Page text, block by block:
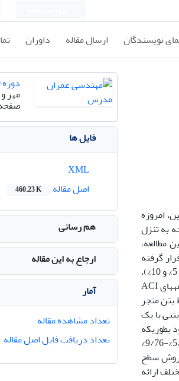
نویسندگان ارسال مقاله داوران
امروزه
به تنزل
مطالعه،
گرفته
است. در مجموع 9 طرح اختلاط در طول آزمایش ساخته شد و متغیرهای آزمایش شامل درصد حجمی لاستیک تایر بازیافتی جایگزین ماسه طبیعی (0، 5% و 10%)،
ACI
بتن منجر
با یک
بود بطوریکه
مقاومت فشاری نمونه مرجع و نمونه­های بتنی حاوی تایر و الیاف نسبت به مقاومت نمونه متناظر در دمای محیط، با کاهش مقاومت در محدوده 5/59­%-9/76­%
روش سطح
ارائه
دوره 20، شماره 3
مهر و
فایل ها
اصل مقاله
460.23 K
هم رسانی
ارجاع به این مقاله
آمار
تعداد مشاهده مقاله
تعداد دریافت فایل اصل مقاله